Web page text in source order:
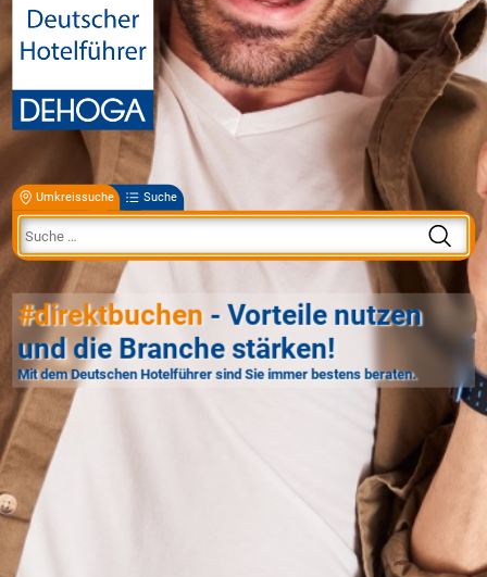
Umkreissuche Suche
#direktbuchen - Vorteile nutzen
und die Branche stärken!
Mit dem Deutschen Hotelführer sind Sie immer bestens beraten.